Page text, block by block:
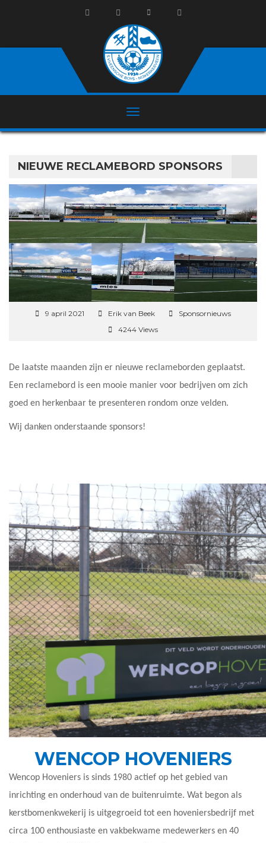
NIEUWE RECLAMEBORD SPONSORS
9 april 2021 Erik van Beek
Sponsornieuws
4244 Views
De laatste maanden zijn er nieuwe reclameborden geplaatst.
Een reclamebord is een mooie manier voor bedrijven om zich
goed en herkenbaar te presenteren rondom onze velden.
Wij danken onderstaande sponsors!
WENCOP HOVENIERS
Wencop Hoveniers is sinds 1980 actief op het gebied van
inrichting en onderhoud van de buitenruimte. Wat begon als
kerstbomenkwekerij is uitgegroeid tot een hoveniersbedrijf met
circa 100 enthousiaste en vakbekwame medewerkers en 40